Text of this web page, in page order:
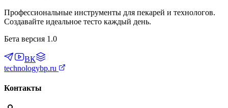
Профессиональные инструменты для пекарей и технологов.
Создавайте идеальное тесто каждый день.
Бета версия 1.0
ВК
technologybp.ru
Контакты